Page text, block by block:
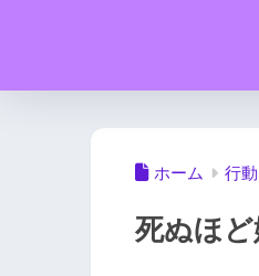
ホーム 行
死ぬほ